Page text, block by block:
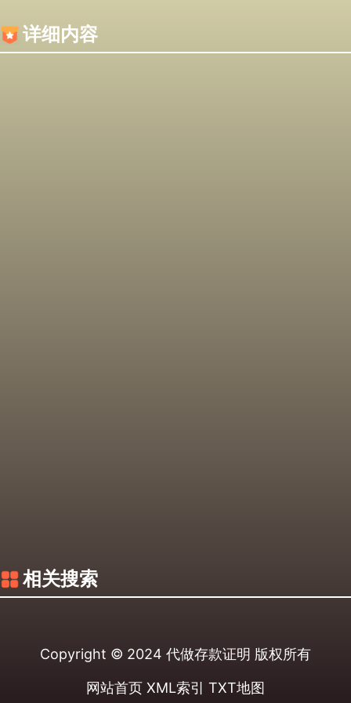
详细内容
相关搜索
Copyright © 2024 代做存款证明 版权所有
网站首页 XML索引 TXT地图